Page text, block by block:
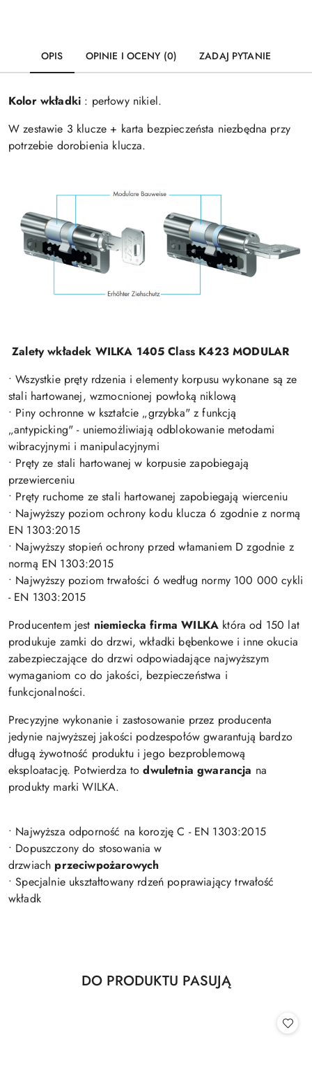
OPIS OPINIE I OCENY (0) ZADAJ PYTANIE
Kolor wkładki : perłowy nikiel.
W zestawie 3 klucze + karta bezpieczeństa niezbędna przy
potrzebie dorobienia klucza.
Zalety wkładek WILKA 1405 Class K423 MODULAR
• Wszystkie pręty rdzenia i elementy korpusu wykonane są ze
stali hartowanej, wzmocnionej powłoką niklową
• Piny ochronne w kształcie „grzybka" z funkcją
„antypicking" - uniemożliwiają odblokowanie metodami
wibracyjnymi i manipulacyjnymi
• Pręty ze stali hartowanej w korpusie zapobiegają
przewierceniu
• Pręty ruchome ze stali hartowanej zapobiegają wierceniu
• Najwyższy poziom ochrony kodu klucza 6 zgodnie z normą
EN 1303:2015
• Najwyższy stopień ochrony przed włamaniem D zgodnie z
normą EN 1303:2015
• Najwyższy poziom trwałości 6 według normy 100 000 cykli
- EN 1303:2015
Producentem jest niemiecka firma WILKA która od 150 lat
produkuje zamki do drzwi, wkładki bębenkowe i inne okucia
zabezpieczające do drzwi odpowiadające najwyższym
wymaganiom co do jakości, bezpieczeństwa i
funkcjonalności.
Precyzyjne wykonanie i zastosowanie przez producenta
jedynie najwyższej jakości podzespołów gwarantują bardzo
długą żywotność produktu i jego bezproblemową
eksploatację. Potwierdza todwuletnia gwarancja na
produkty marki WILKA.
• Najwyższa odporność na korozję C - EN 1303:2015
• Dopuszczony do stosowania w
drzwiach przeciwpożarowych
• Specjalnie ukształtowany rdzeń poprawiający trwałość
wkładk
Pomiń karuzelę produktów
Produkty
DO PRODUKTU PASUJĄ